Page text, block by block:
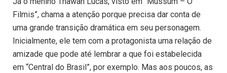
Filmis”, chama a atenção porque precisa dar conta de
uma grande transição dramática em seu personagem.
Inicialmente, ele tem com a protagonista uma relação de
amizade que pode até lembrar a que foi estabelecida
em “Central do Brasil”, por exemplo. Mas aos poucos, as